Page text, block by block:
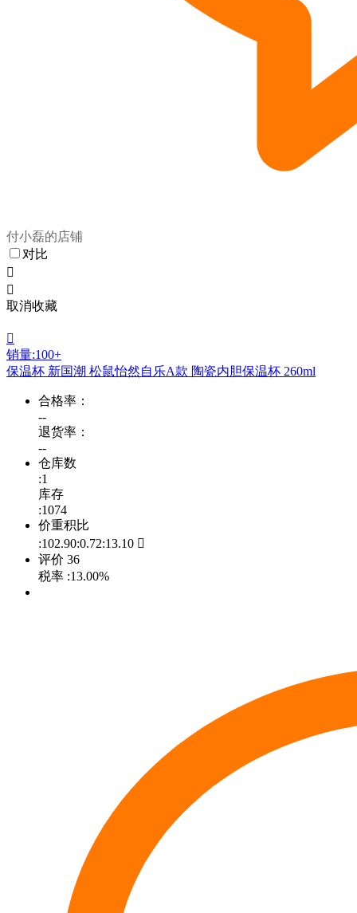
付小磊的店铺
对比


取消收藏

销量:100+
保温杯 新国潮 松鼠怡然自乐A款 陶瓷内胆保温杯 260ml
合格率：
--
退货率：
--
仓库数
:1
库存
:1074
价重积比
:102.90:0.72:13.10 
评价 36
税率 :13.00%